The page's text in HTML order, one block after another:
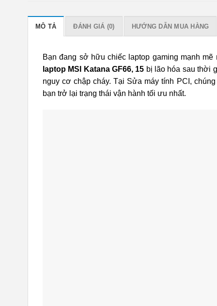
MÔ TẢ ĐÁNH GIÁ (0) HƯỚNG DẪN MUA HÀNG
Bạn đang sở hữu chiếc laptop gaming mạnh
laptop MSI Katana GF66, 15 bị lão hóa sau thời
nguy cơ chập cháy. Tại Sửa máy tính PCI,
bạn trở lại trạng thái vận hành tối ưu nhất.